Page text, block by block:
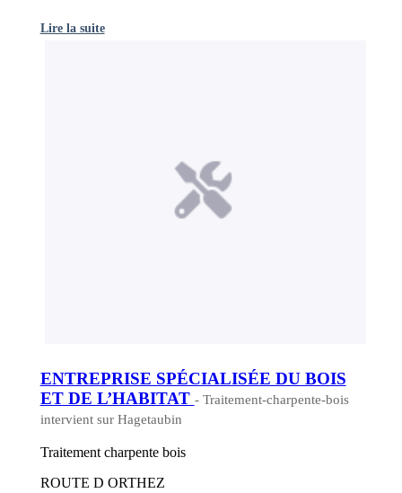
Lire la suite
ENTREPRISE SPÉCIALISÉE DU BOIS
ET DE L’HABITAT - Traitement-charpente-bois
intervient sur Hagetaubin
Traitement charpente bois
ROUTE D ORTHEZ